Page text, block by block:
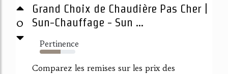
0
Grand Choix de Chaudière Pas Cher |
Sun-Chauffage - Sun ...
Pertinence
59%
Comparez les remises sur les prix des